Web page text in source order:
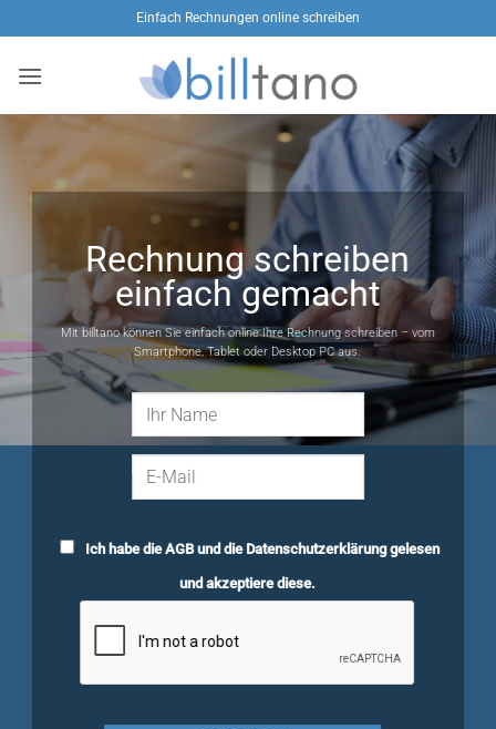
Inhalt
springen
Einfach Rechnungen online schreiben
Rechnung schreiben
einfach gemacht
Mit billtano können Sie einfach online Ihre Rechnung schreiben – vom
Smartphone, Tablet oder Desktop PC aus.
Ich habe dieAGBund die Datenschutzerklärunggelesen
und akzeptiere diese.